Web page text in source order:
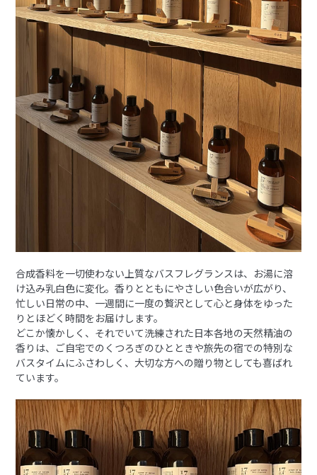
合成香料を一切使わない上質なバスフレグランスは、お湯に溶
け込み乳白色に変化。香りとともにやさしい色合いが広がり、
忙しい日常の中、一週間に一度の贅沢として心と身体をゆった
りとほどく時間をお届けします。
どこか懐かしく、それでいて洗練された日本各地の天然精油の
香りは、ご自宅でのくつろぎのひとときや旅先の宿での特別な
バスタイムにふさわしく、大切な方への贈り物としても喜ばれ
ています。